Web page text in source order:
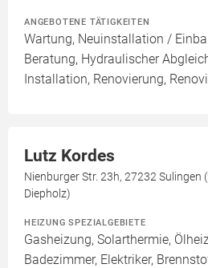
ANGEBOTENE TÄTIGKEITEN
Wartung, Neuinstallation /
Beratung, Hydraulischer
Installation, Renovierung,
Lutz Kordes
Nienburger Str. 23h, 27232 Sulingen
Diepholz)
HEIZUNG SPEZIALGEBIETE
Gasheizung, Solarthermie,
Badezimmer, Elektriker,